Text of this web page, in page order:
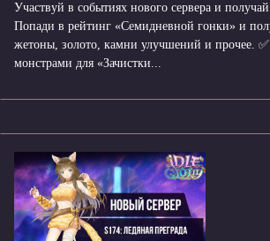
Участвуй в событиях нового сервера и
Попади в рейтинг «Семидневной гонки» и
жетоны, золото, камни улучшений и прочее.
монстрами для «Зачистки...